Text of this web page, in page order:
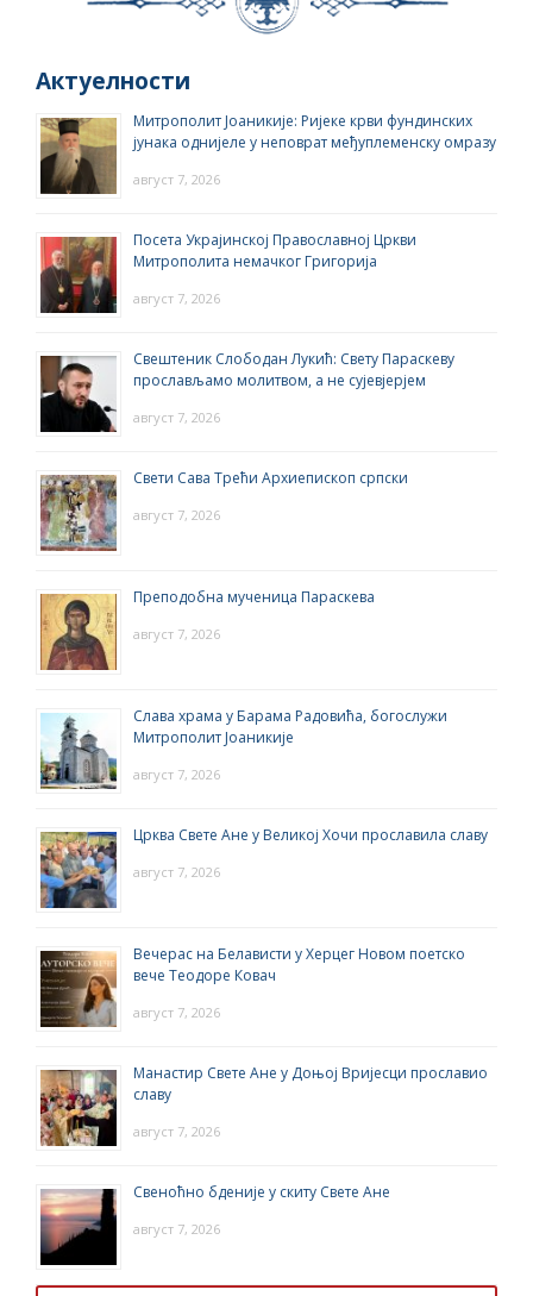
Актуелности
Митрополит Јоаникије: Ријеке крви фундинских
јунака однијеле у неповрат међуплеменску омразу
август 7, 2026
Посета Украјинској Православној Цркви
Митрополита немачког Григорија
август 7, 2026
Свештеник Слободан Лукић: Свету Параскеву
прослављамо молитвом, а не сујевјерјем
август 7, 2026
Свети Сава Трећи Архиепископ српски
август 7, 2026
Преподобна мученица Параскева
август 7, 2026
Слава храма у Барама Радовића, богослужи
Митрополит Јоаникије
август 7, 2026
Црква Свете Ане у Великој Хочи прославила славу
август 7, 2026
Вечерас на Белависти у Херцег Новом поетско
вече Теодоре Ковач
август 7, 2026
Манастир Свете Ане у Доњој Вријесци прославио
славу
август 7, 2026
Свеноћно бденије у скиту Свете Ане
август 7, 2026